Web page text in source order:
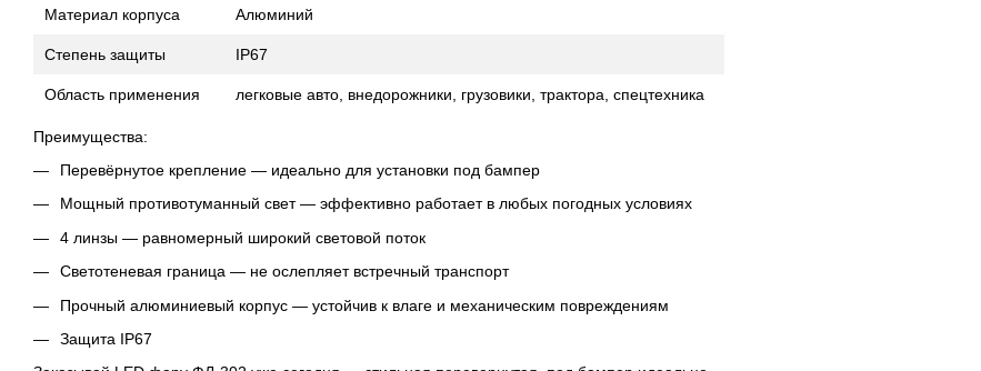
Материал корпуса Алюминий
Степень защиты IP67
Область применения легковые авто, внедорожники, грузовики, трактора, спецтехника
Преимущества:
Перевёрнутое крепление — идеально для установки под бампер
Мощный противотуманный свет — эффективно работает в любых погодных условиях
4 линзы — равномерный широкий световой поток
Светотеневая граница — не ослепляет встречный транспорт
Прочный алюминиевый корпус — устойчив к влаге и механическим повреждениям
Защита IP67